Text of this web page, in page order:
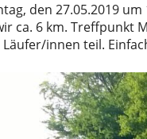
den 27.05.2019
ca. 6 km. Treffpunkt
Läufer/innen teil.